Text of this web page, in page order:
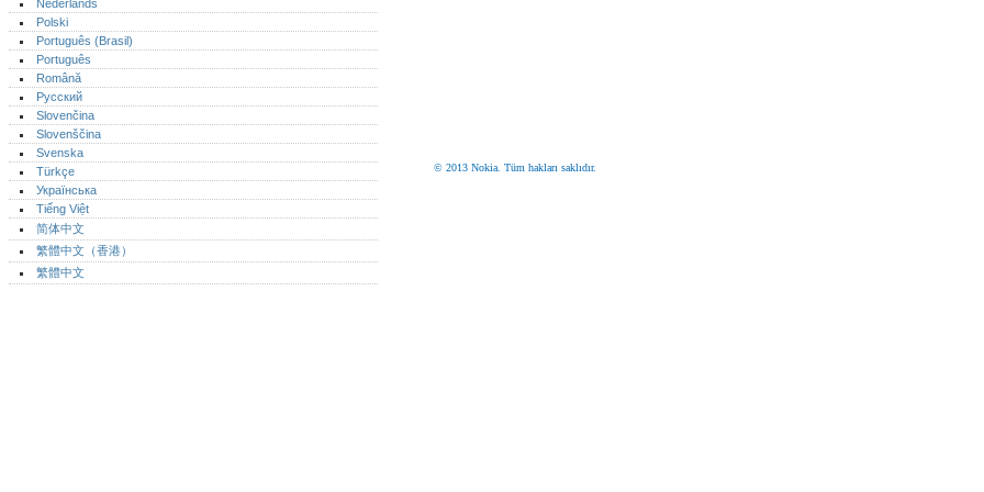
© 2013 Nokia. Tüm hakları saklıdır.
Nederlands
Polski
Português (Brasil)
Português‎
Română
Русский
Slovenčina
Slovenščina
Svenska
Türkçe
Українська
Tiếng Việt
简体中文
繁體中文（香港）
繁體中文